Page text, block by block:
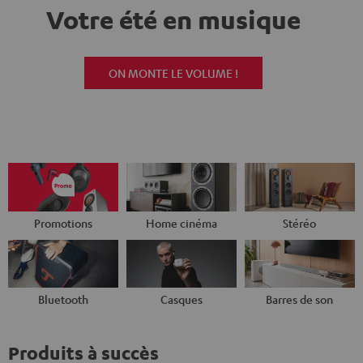
Votre été en musique
ON MONTE LE VOLUME !
Promotions Home cinéma Stéréo
Bluetooth Casques Barres de son
Produits à succès